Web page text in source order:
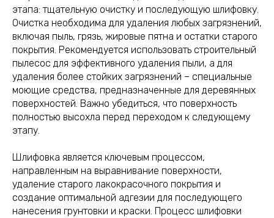
этапа: тщательную очистку и последующую шлифовку.
Очистка необходима для удаления любых загрязнений,
включая пыль, грязь, жировые пятна и остатки старого
покрытия. Рекомендуется использовать строительный
пылесос для эффективного удаления пыли, а для
удаления более стойких загрязнений – специальные
моющие средства, предназначенные для деревянных
поверхностей. Важно убедиться, что поверхность
полностью высохла перед переходом к следующему
этапу.
Шлифовка является ключевым процессом,
направленным на выравнивание поверхности,
удаление старого лакокрасочного покрытия и
создание оптимальной адгезии для последующего
нанесения грунтовки и краски. Процесс шлифовки